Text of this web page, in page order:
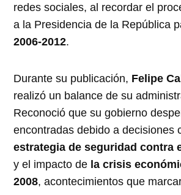
redes sociales, al recordar el
a la Presidencia de la República
2006-2012.
Durante su publicación, Felipe
realizó un balance de su
Reconoció que su gobierno
encontradas debido a decisiones
estrategia de seguridad contra
y el impacto de la crisis
2008, acontecimientos que